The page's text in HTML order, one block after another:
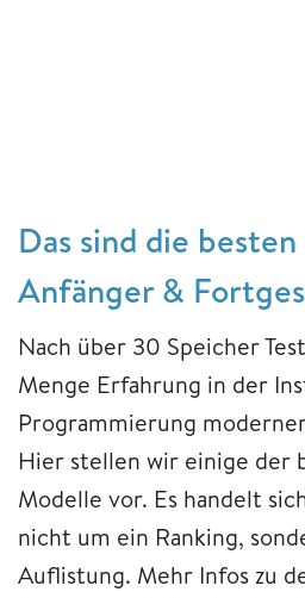
Das sind die
Anfänger &
Nach über 30 Speicher
Menge Erfahrung in der
Programmierung
Hier stellen wir einige der
Modelle vor. Es handelt
nicht um ein Ranking,
Auflistung. Mehr Infos zu